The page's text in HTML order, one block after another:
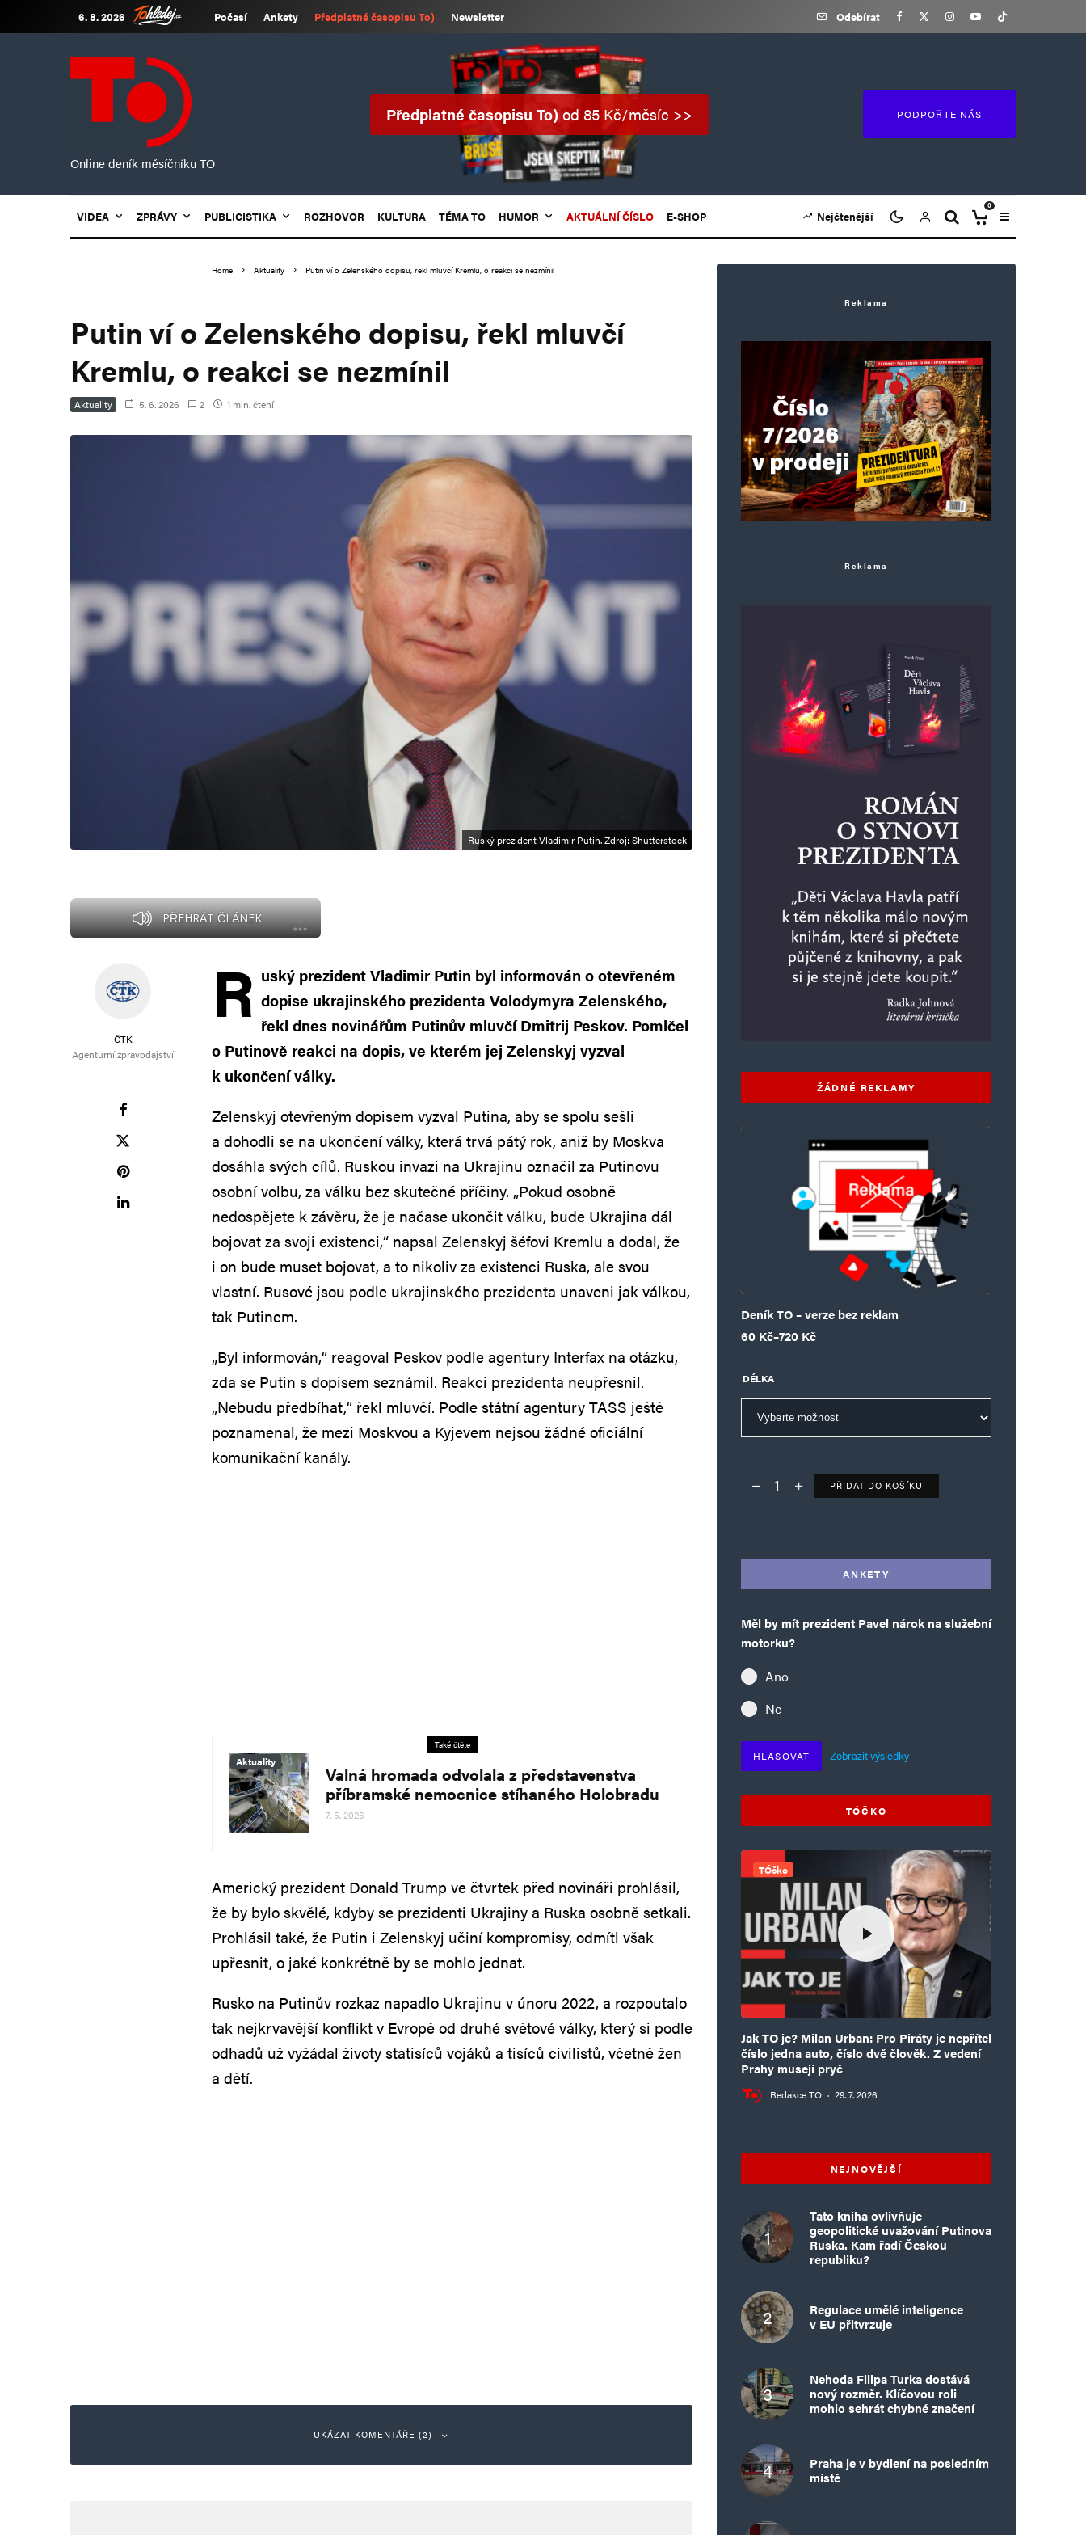
6. 8. 2026 Počasí Ankety Předplatné časopisu To) Newsletter Odebírat
Online deník měsíčníku TO
Předplatné časopisu To)od 85 Kč/měsíc >> PODPOŘTE NÁS
VIDEA ZPRÁVY PUBLICISTIKA ROZHOVOR KULTURA TÉMA TO HUMOR AKTUÁLNÍ ČÍSLO E-SHOP Nejčtenější
0
Home Aktuality Putin ví o Zelenského dopisu, řekl mluvčí Kremlu, o reakci se nezmínil
Putin ví o Zelenského dopisu, řekl mluvčí
Kremlu, o reakci se nezmínil
Aktuality 5. 6. 2026 2 1 min. čtení
Ruský prezident Vladimir Putin. Zdroj: Shutterstock
PŘEHRÁT ČLÁNEK
ČTK
Agenturní zpravodajství
R uský prezident Vladimir Putin byl informován o otevřeném
dopise ukrajinského prezidenta Volodymyra Zelenského,
řekl dnes novinářům Putinův mluvčí Dmitrij Peskov. Pomlčel
o Putinově reakci na dopis, ve kterém jej Zelenskyj vyzval
k ukončení války.
Zelenskyj otevřeným dopisem vyzval Putina, aby se spolu sešli
a dohodli se na ukončení války, která trvá pátý rok, aniž by Moskva
dosáhla svých cílů. Ruskou invazi na Ukrajinu označil za Putinovu
osobní volbu, za válku bez skutečné příčiny. „Pokud osobně
nedospějete k závěru, že je načase ukončit válku, bude Ukrajina dál
bojovat za svoji existenci,“ napsal Zelenskyj šéfovi Kremlu a dodal, že
i on bude muset bojovat, a to nikoliv za existenci Ruska, ale svou
vlastní. Rusové jsou podle ukrajinského prezidenta unaveni jak válkou,
tak Putinem.
„Byl informován,“ reagoval Peskov podle agentury Interfax na otázku,
zda se Putin s dopisem seznámil. Reakci prezidenta neupřesnil.
„Nebudu předbíhat,“ řekl mluvčí. Podle státní agentury TASS ještě
poznamenal, že mezi Moskvou a Kyjevem nejsou žádné oficiální
komunikační kanály.
Také čtěte
Aktuality
Valná hromada odvolala z představenstva
příbramské nemocnice stíhaného Holobradu
7. 5. 2026
Americký prezident Donald Trump ve čtvrtek před novináři prohlásil,
že by bylo skvělé, kdyby se prezidenti Ukrajiny a Ruska osobně setkali.
Prohlásil také, že Putin i Zelenskyj učiní kompromisy, odmítl však
upřesnit, o jaké konkrétně by se mohlo jednat.
Rusko na Putinův rozkaz napadlo Ukrajinu v únoru 2022, a rozpoutalo
tak nejkrvavější konflikt v Evropě od druhé světové války, který si podle
odhadů už vyžádal životy statisíců vojáků a tisíců civilistů, včetně žen
a dětí.
UKÁZAT KOMENTÁŘE (2)
Reklama
Reklama
ŽÁDNÉ REKLAMY
Deník TO – verze bez reklam
60 Kč–720 Kč
Rozpětí cen: 60 Kč až 720 Kč
DÉLKA
Deník TO – verze bez reklam množství
PŘIDAT DO KOŠÍKU
ANKETY
Měl by mít prezident Pavel nárok na služební
motorku?
Ano
Ne
HLASOVAT Zobrazit výsledky
TÓČKO
TÓčko
Jak TO je? Milan Urban: Pro Piráty je nepřítel
číslo jedna auto, číslo dvě člověk. Z vedení
Prahy musejí pryč
Redakce TO · 29. 7. 2026
NEJNOVĚJŠÍ
Tato kniha ovlivňuje
geopolitické uvažování Putinova
Ruska. Kam řadí Českou
republiku?
Regulace umělé inteligence
v EU přitvrzuje
Nehoda Filipa Turka dostává
nový rozměr. Klíčovou roli
mohlo sehrát chybné značení
Praha je v bydlení na posledním
místě